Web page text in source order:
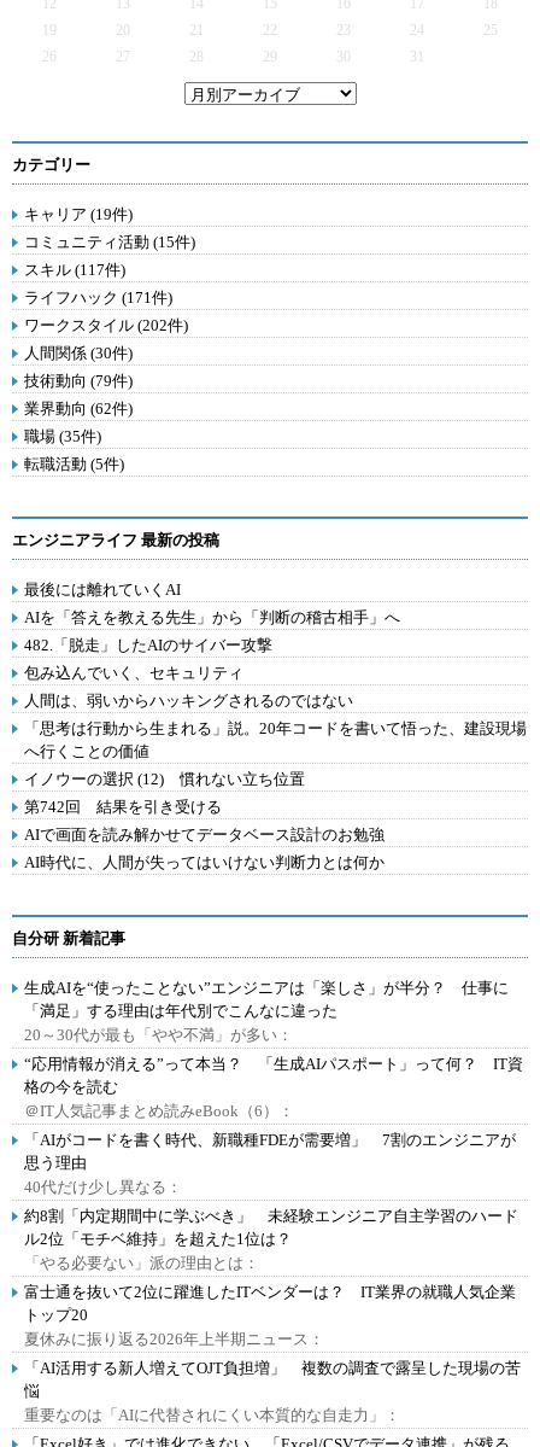
12
13 14 15 16 17
19
20 21 22 23 24
25
26
27 28 29 30 31
カテゴリー
キャリア (19件)
コミュニティ活動 (15件)
スキル (117件)
ライフハック (171件)
ワークスタイル (202件)
人間関係 (30件)
技術動向 (79件)
業界動向 (62件)
職場 (35件)
転職活動 (5件)
エンジニアライフ 最新の投稿
最後には離れていくAI
AIを「答えを教える先生」から「判断の稽古相手」へ
482.「脱走」したAIのサイバー攻撃
包み込んでいく、セキュリティ
人間は、弱いからハッキングされるのではない
「思考は行動から生まれる」説。20年コードを書いて悟った、建設現場
へ行くことの価値
イノウーの選択 (12) 慣れない立ち位置
第742回 結果を引き受ける
AIで画面を読み解かせてデータベース設計のお勉強
AI時代に、人間が失ってはいけない判断力とは何か
自分研 新着記事
生成AIを“使ったことない”エンジニアは「楽しさ」が半分？ 仕事に
「満足」する理由は年代別でこんなに違った
20～30代が最も「やや不満」が多い：
“応用情報が消える”って本当？ 「生成AIパスポート」って何？ IT資
格の今を読む
＠IT人気記事まとめ読みeBook（6）：
「AIがコードを書く時代、新職種FDEが需要増」 7割のエンジニアが
思う理由
40代だけ少し異なる：
約8割「内定期間中に学ぶべき」 未経験エンジニア自主学習のハード
ル2位「モチベ維持」を超えた1位は？
「やる必要ない」派の理由とは：
富士通を抜いて2位に躍進したITベンダーは？ IT業界の就職人気企業
トップ20
夏休みに振り返る2026年上半期ニュース：
「AI活用する新人増えてOJT負担増」 複数の調査で露呈した現場の苦
悩
重要なのは「AIに代替されにくい本質的な自走力」：